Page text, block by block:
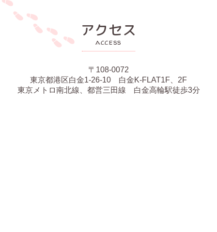
アクセス
access
〒108-0072
東京都港区白金1-26-10 白金K-FLAT1F、2F
東京メトロ南北線、都営三田線 白金高輪駅徒歩3分